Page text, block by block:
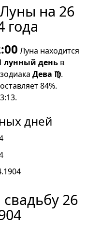
на 26
года
Луна находится
лунный день в
Дева ♍.
84%.
дней
26